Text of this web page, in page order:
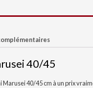
40/45
Marusei 40/45 cm à un prix